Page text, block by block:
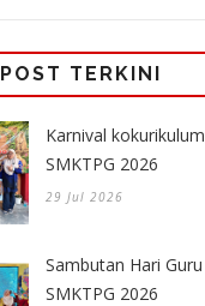
POST TERKINI
Karnival kokurikulum
SMKTPG 2026
29 Jul 2026
Sambutan Hari Guru
SMKTPG 2026